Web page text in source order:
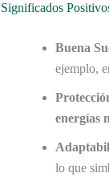
Significados
Buena
ejemplo,
energías
lo que